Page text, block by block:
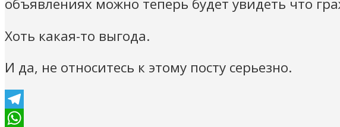
объявлениях можно теперь будет увидеть что
Хоть какая-то выгода.
И да, не относитесь к этому посту серьезно.
Telegram